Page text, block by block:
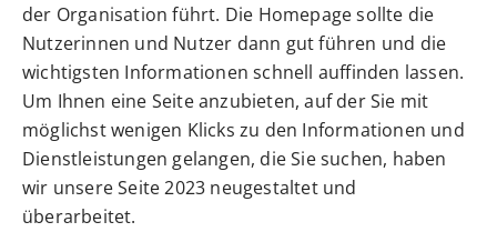
der Organisation führt. Die Homepage sollte die
Nutzerinnen und Nutzer dann gut führen und die
wichtigsten Informationen schnell auffinden lassen.
Um Ihnen eine Seite anzubieten, auf der Sie mit
möglichst wenigen Klicks zu den Informationen und
Dienstleistungen gelangen, die Sie suchen, haben
wir unsere Seite 2023 neugestaltet und
überarbeitet.